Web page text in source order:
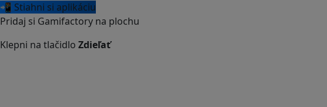
📲 Stiahni si aplikáciu
Pridaj si Gamifactory na plochu
Klepni na tlačidlo Zdieľať